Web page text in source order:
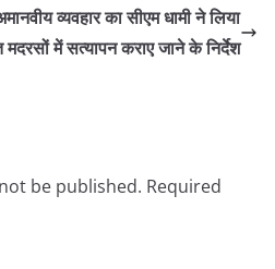
व्यवहार का सीएम धामी ने लिया
में सत्यापन कराए जाने के निर्देश
be published. Required